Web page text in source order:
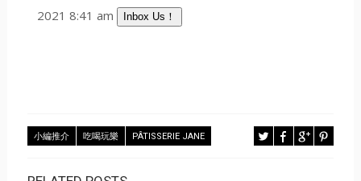
2021 8:41 am Inbox Us！
小編推介 吃喝玩樂 PÂTISSERIE JANE